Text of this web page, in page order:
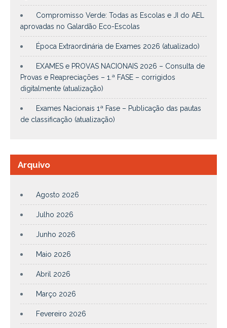
Compromisso Verde: Todas as Escolas e JI do AEL
aprovadas no Galardão Eco-Escolas
Época Extraordinária de Exames 2026 (atualizado)
EXAMES e PROVAS NACIONAIS 2026 – Consulta de
Provas e Reapreciações – 1.ª FASE – corrigidos
digitalmente (atualização)
Exames Nacionais 1ª Fase – Publicação das pautas
de classificação (atualização)
Arquivo
Agosto 2026
Julho 2026
Junho 2026
Maio 2026
Abril 2026
Março 2026
Fevereiro 2026